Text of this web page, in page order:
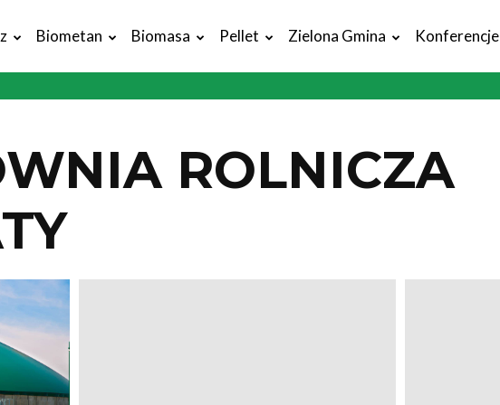
Biometan Biomasa Pellet Zielona Gmina Konferencje
ROLNICZA